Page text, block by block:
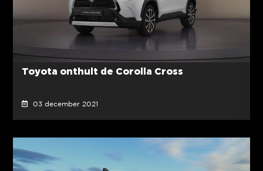
Toyota onthult de Corolla Cross
03 december 2021